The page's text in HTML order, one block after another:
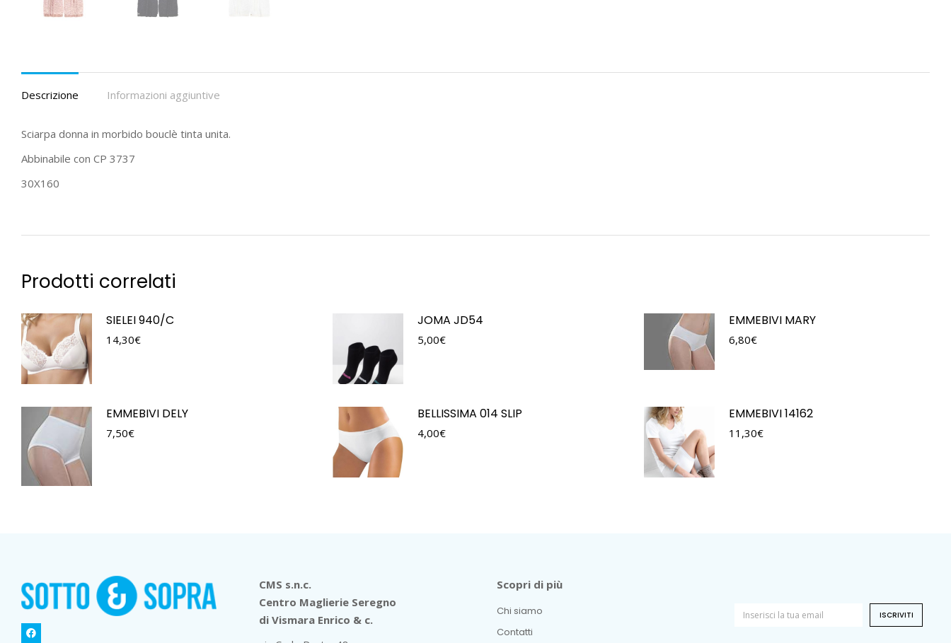
Descrizione Informazioni aggiuntive
Sciarpa donna in morbido bouclè tinta unita.
Abbinabile con CP 3737
30X160
Prodotti correlati
SIELEI 940/C
14,30€
JOMA JD54
5,00€
EMMEBIVI MARY
6,80€
EMMEBIVI DELY
7,50€
BELLISSIMA 014 SLIP
4,00€
EMMEBIVI 14162
11,30€
CMS s.n.c.
Centro Maglierie Seregno
di Vismara Enrico & c.
Scopri di più
Chi siamo
Contatti
ISCRIVITI